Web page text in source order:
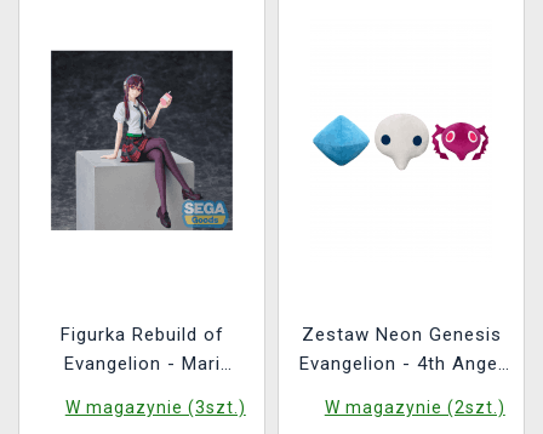
Figurka Rebuild of
Evangelion - Mari
New Theatrical Edition
W magazynie (3szt.)
Zestaw Neon Genesis
Evangelion - 4th Angel
(FuRyu)
W magazynie (2szt.)